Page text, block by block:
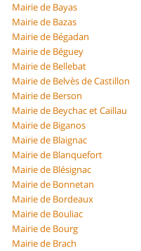
Mairie de Bayas
Mairie de Bazas
Mairie de Bégadan
Mairie de Béguey
Mairie de Bellebat
Mairie de Belvès de Castillon
Mairie de Berson
Mairie de Beychac et Caillau
Mairie de Biganos
Mairie de Blaignac
Mairie de Blanquefort
Mairie de Blésignac
Mairie de Bonnetan
Mairie de Bordeaux
Mairie de Bouliac
Mairie de Bourg
Mairie de Brach